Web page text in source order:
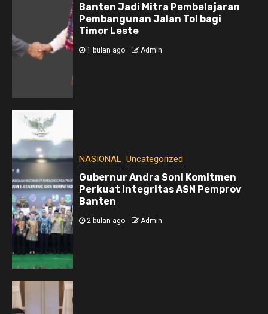
Banten Jadi Mitra Pembelajaran
Pembangunan Jalan Tol bagi
Timor Leste
1 bulan ago Admin
NASIONAL Uncategorized
Gubernur Andra Soni Komitmen
Perkuat Integritas ASN Pemprov
Banten
2 bulan ago Admin